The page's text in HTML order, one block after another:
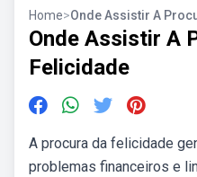
Home>Onde Assistir A
Onde Assistir A
Felicidade
A procura da felicidade
problemas financeiros e